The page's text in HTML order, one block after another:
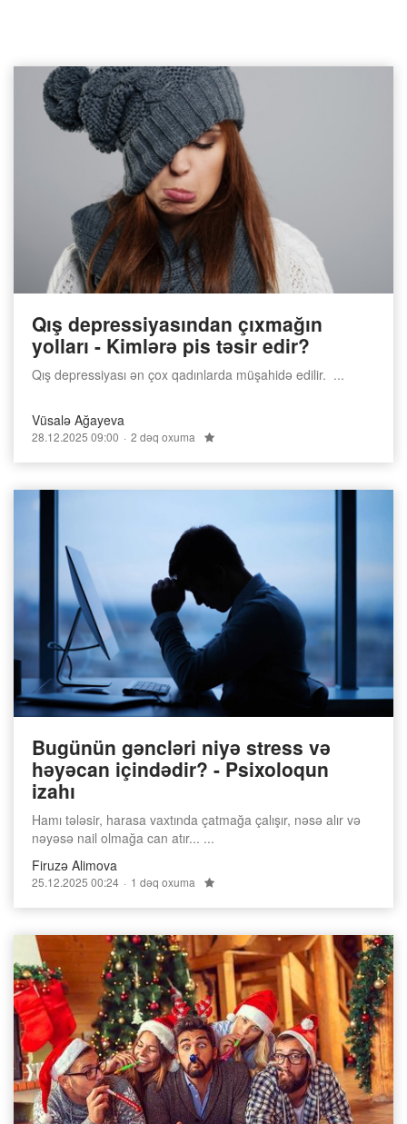
Qış depressiyasından çıxmağın
yolları - Kimlərə pis təsir edir?
Qış depressiyası ən çox qadınlarda müşahidə edilir. ...
Vüsalə Ağayeva
28.12.2025 09:00 2 dəq oxuma
Bugünün gəncləri niyə stress və
həyəcan içindədir? - Psixoloqun
izahı
Hamı tələsir, harasa vaxtında çatmağa çalışır, nəsə alır və
nəyəsə nail olmağa can atır... ...
Firuzə Alimova
25.12.2025 00:24 1 dəq oxuma